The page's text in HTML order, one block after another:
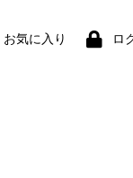
お気に入り ロ